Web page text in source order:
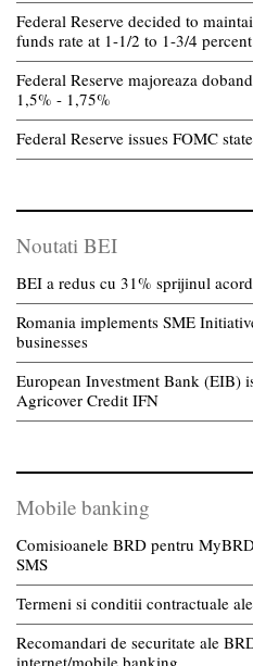
Federal Reserve decided to
funds rate at 1-1/2 to 1-3/4 percent
Federal Reserve majoreaza
1,5% - 1,75%
Federal Reserve issues FOMC
Noutati BEI
BEI a redus cu 31% sprijinul
Romania implements SME
businesses
European Investment Bank (EIB)
Agricover Credit IFN
Mobile banking
Comisioanele BRD pentru
SMS
Termeni si conditii contractuale
Recomandari de securitate ale